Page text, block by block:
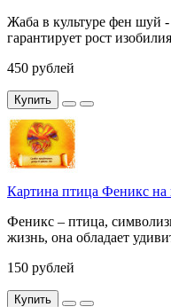
Жаба в культуре фен шуй
гарантирует рост
450 рублей
Купить
Картина птица Феникс на
Феникс – птица,
жизнь, она обладает
150 рублей
Купить